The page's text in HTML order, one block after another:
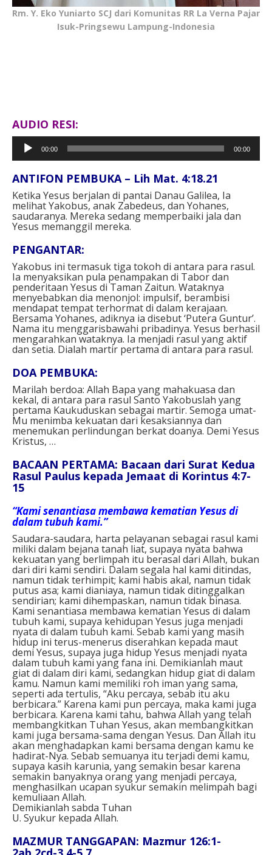
Rm. Y. Eko Yuniarto SCJ dari Komunitas RR La Verna Pajar
Isuk-Pringsewu Lampung-Indonesia
AUDIO RESI:
Pemutar
Audio
00:00 00:00
ANTIFON PEMBUKA – Lih Mat. 4:18.21
Ketika Yesus berjalan di pantai Danau Galilea, Ia
melihat Yakobus, anak Zabedeus, dan Yohanes,
saudaranya. Mereka sedang memperbaiki jala dan
Yesus memanggil mereka.
PENGANTAR:
Yakobus ini termasuk tiga tokoh di antara para rasul.
Ia menyaksikan pula penampakan di Tabor dan
penderitaan Yesus di Taman Zaitun. Wataknya
menyebabkan dia menonjol: impulsif, berambisi
mendapat tempat terhormat di dalam kerajaan.
Bersama Yohanes, adiknya ia disebut ‘Putera Guntur’.
Nama itu menggarisbawahi pribadinya. Yesus berhasil
mengarahkan wataknya. Ia menjadi rasul yang aktif
dan setia. Dialah martir pertama di antara para rasul.
DOA PEMBUKA:
Marilah berdoa: Allah Bapa yang mahakuasa dan
kekal, di antara para rasul Santo Yakobuslah yang
pertama Kaukuduskan sebagai martir. Semoga umat-
Mu menimba kekuatan dari kesaksiannya dan
menemukan perlindungan berkat doanya. Demi Yesus
Kristus, …
BACAAN PERTAMA: Bacaan dari Surat Kedua
Rasul Paulus kepada Jemaat di Korintus 4:7-
15
“Kami senantiasa membawa kematian Yesus di
dalam tubuh kami.”
Saudara-saudara, harta pelayanan sebagai rasul kami
miliki dalam bejana tanah liat, supaya nyata bahwa
kekuatan yang berlimpah itu berasal dari Allah, bukan
dari diri kami sendiri. Dalam segala hal kami ditindas,
namun tidak terhimpit; kami habis akal, namun tidak
putus asa; kami dianiaya, namun tidak ditinggalkan
sendirian; kami dihempaskan, namun tidak binasa.
Kami senantiasa membawa kematian Yesus di dalam
tubuh kami, supaya kehidupan Yesus juga menjadi
nyata di dalam tubuh kami. Sebab kami yang masih
hidup ini terus-menerus diserahkan kepada maut
demi Yesus, supaya juga hidup Yesus menjadi nyata
dalam tubuh kami yang fana ini. Demikianlah maut
giat di dalam diri kami, sedangkan hidup giat di dalam
kamu. Namun kami memiliki roh iman yang sama,
seperti ada tertulis, “Aku percaya, sebab itu aku
berbicara.” Karena kami pun percaya, maka kami juga
berbicara. Karena kami tahu, bahwa Allah yang telah
membangkitkan Tuhan Yesus, akan membangkitkan
kami juga bersama-sama dengan Yesus. Dan Allah itu
akan menghadapkan kami bersama dengan kamu ke
hadirat-Nya. Sebab semuanya itu terjadi demi kamu,
supaya kasih karunia, yang semakin besar karena
semakin banyaknya orang yang menjadi percaya,
menghasilkan ucapan syukur semakin melimpah bagi
kemuliaan Allah.
Demikianlah sabda Tuhan
U. Syukur kepada Allah.
MAZMUR TANGGAPAN: Mazmur 126:1-